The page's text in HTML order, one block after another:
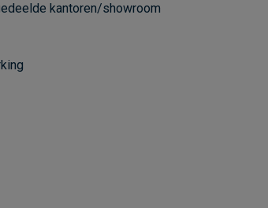
kantoren/showroom